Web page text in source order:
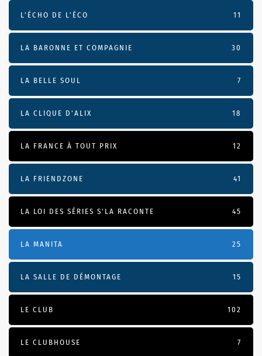
L’ÉCHO DE L’ÉCO 11
LA BARONNE ET COMPAGNIE 30
LA BELLE SOUL 7
LA CLIQUE D'ALIX 18
LA FRANCE À TOUT PRIX 12
LA FRIENDZONE 41
LA LOI DES SÉRIES S'LA RACONTE 45
LA MANITA 25
LA SALLE DE DÉMONTAGE 15
LE CLUB 102
LE CLUBHOUSE 7